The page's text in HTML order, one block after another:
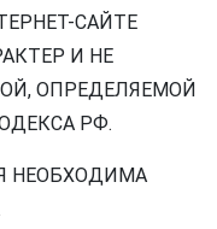
САЙТЕ
И НЕ
ОПРЕДЕЛЯЕМОЙ
РФ.
НЕОБХОДИМА